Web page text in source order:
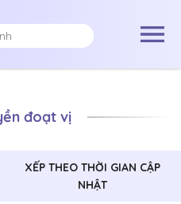
đoạt vị
XẾP THEO THỜI GIAN CẬP
NHẬT